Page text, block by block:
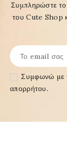
Συμπληρώστε
του Cute Shop
Συμφωνώ με
απορρήτου.